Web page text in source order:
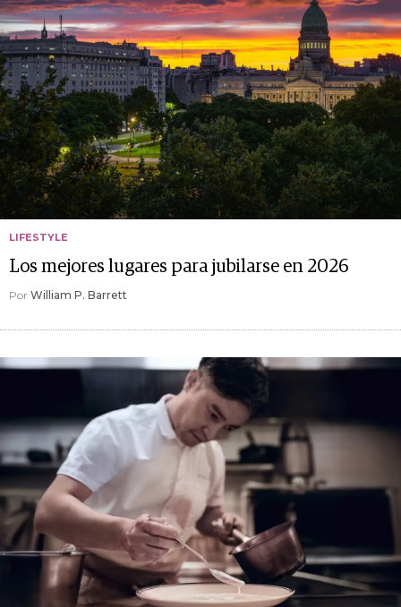
LIFESTYLE
Los mejores lugares para jubilarse en 2026
Por William P. Barrett